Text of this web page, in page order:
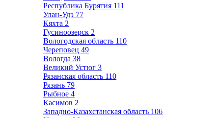
Республика Бурятия 111
Улан-Удэ 77
Кяхта 2
Гусиноозерск 2
Вологодская область 110
Череповец 49
Вологда 38
Великий Устюг 3
Рязанская область 110
Рязань 79
Рыбное 4
Касимов 2
Западно-Казахстанская область 106